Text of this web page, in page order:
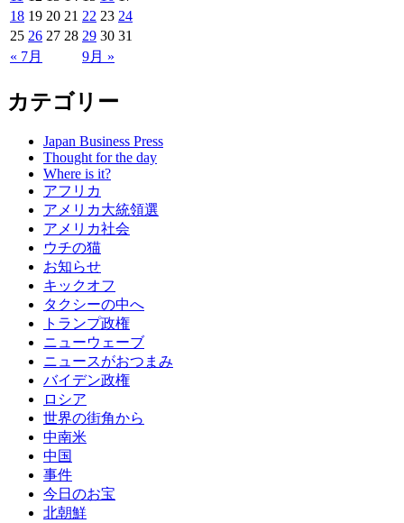
« 7月 9月 »
18 19 20 21 22 23 24
25 26 27 28 29 30 31
カテゴリー
Japan Business Press
Thought for the day
Where is it?
アフリカ
アメリカ大統領選
アメリカ社会
ウチの猫
お知らせ
キックオフ
タクシーの中へ
トランプ政権
ニューウェーブ
ニュースがおつまみ
バイデン政権
ロシア
世界の街角から
中南米
中国
事件
今日のお宝
北朝鮮